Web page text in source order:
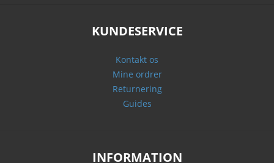
KUNDESERVICE
Kontakt os
Mine ordrer
Returnering
Guides
INFORMATION